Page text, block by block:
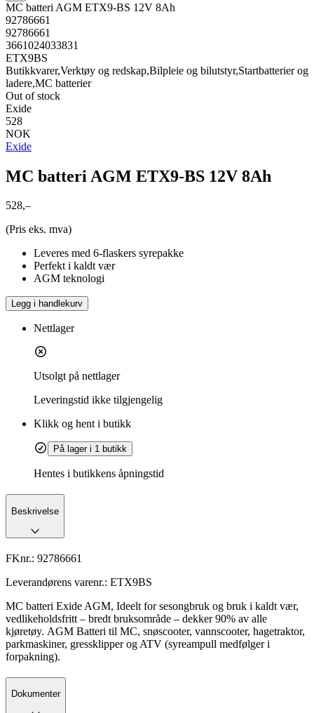
MC batteri AGM ETX9-BS 12V 8Ah
92786661
92786661
3661024033831
ETX9BS
Butikkvarer,Verktøy og redskap,Bilpleie og bilutstyr,Startbatterier og
ladere,MC batterier
Out of stock
Exide
528
NOK
Exide
MC batteri AGM ETX9-BS 12V 8Ah
528,–
(Pris eks. mva)
Leveres med 6-flaskers syrepakke
Perfekt i kaldt vær
AGM teknologi
Legg i handlekurv
Nettlager
Utsolgt på nettlager
Leveringstid ikke tilgjengelig
Klikk og hent i butikk
På lager i 1 butikk
Hentes i butikkens åpningstid
Beskrivelse
FKnr.: 92786661
Leverandørens varenr.: ETX9BS
MC batteri Exide AGM, Ideelt for sesongbruk og bruk i kaldt vær,
vedlikeholdsfritt – bredt bruksområde – dekker 90% av alle
kjøretøy. AGM Batteri til MC, snøscooter, vannscooter, hagetraktor,
parkmaskiner, gressklipper og ATV (syreampull medfølger i
forpakning).
Dokumenter